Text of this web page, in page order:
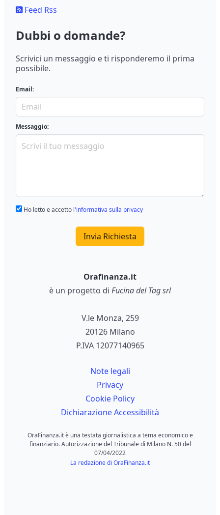
Feed Rss
Dubbi o domande?
Scrivici un messaggio e ti risponderemo il prima
possibile.
Email:
Messaggio:
Ho letto e accetto l'informativa sulla privacy
Invia Richiesta
Orafinanza.it
è un progetto di Fucina del Tag srl
V.le Monza, 259
20126 Milano
P.IVA 12077140965
Note legali
Privacy
Cookie Policy
Dichiarazione Accessibilità
OraFinanza.it è una testata giornalistica a tema economico e
finanziario. Autorizzazione del Tribunale di Milano N. 50 del
07/04/2022
La redazione di OraFinanza.it